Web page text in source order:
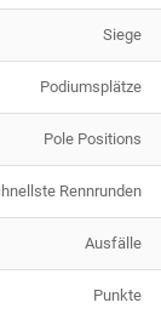
Siege
Podiumsplätze
Pole Positions
Rennrunden
Ausfälle
Punkte